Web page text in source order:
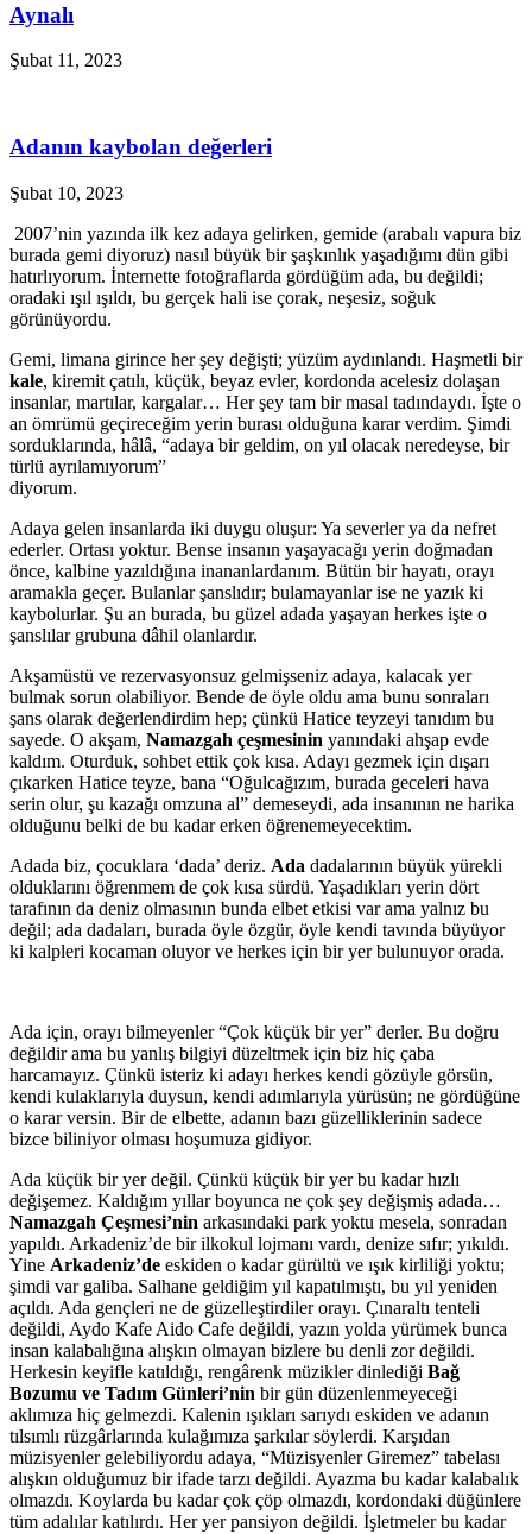
Aynalı
Şubat 11, 2023
Adanın kaybolan değerleri
Şubat 10, 2023
2007’nin yazında ilk kez adaya gelirken, gemide (arabalı vapura biz
burada gemi diyoruz) nasıl büyük bir şaşkınlık yaşadığımı dün gibi
hatırlıyorum. İnternette fotoğraflarda gördüğüm ada, bu değildi;
oradaki ışıl ışıldı, bu gerçek hali ise çorak, neşesiz, soğuk
görünüyordu.
Gemi, limana girince her şey değişti; yüzüm aydınlandı. Haşmetli bir
kale, kiremit çatılı, küçük, beyaz evler, kordonda acelesiz dolaşan
insanlar, martılar, kargalar… Her şey tam bir masal tadındaydı. İşte o
an ömrümü geçireceğim yerin burası olduğuna karar verdim. Şimdi
sorduklarında, hâlâ, “adaya bir geldim, on yıl olacak neredeyse, bir
türlü ayrılamıyorum”
diyorum.
Adaya gelen insanlarda iki duygu oluşur: Ya severler ya da nefret
ederler. Ortası yoktur. Bense insanın yaşayacağı yerin doğmadan
önce, kalbine yazıldığına inananlardanım. Bütün bir hayatı, orayı
aramakla geçer. Bulanlar şanslıdır; bulamayanlar ise ne yazık ki
kaybolurlar. Şu an burada, bu güzel adada yaşayan herkes işte o
şanslılar grubuna dâhil olanlardır.
Akşamüstü ve rezervasyonsuz gelmişseniz adaya, kalacak yer
bulmak sorun olabiliyor. Bende de öyle oldu ama bunu sonraları
şans olarak değerlendirdim hep; çünkü Hatice teyzeyi tanıdım bu
sayede. O akşam, Namazgah çeşmesinin yanındaki ahşap evde
kaldım. Oturduk, sohbet ettik çok kısa. Adayı gezmek için dışarı
çıkarken Hatice teyze, bana “Oğulcağızım, burada geceleri hava
serin olur, şu kazağı omzuna al” demeseydi, ada insanının ne harika
olduğunu belki de bu kadar erken öğrenemeyecektim.
Adada biz, çocuklara ‘dada’ deriz. Ada dadalarının büyük yürekli
olduklarını öğrenmem de çok kısa sürdü. Yaşadıkları yerin dört
tarafının da deniz olmasının bunda elbet etkisi var ama yalnız bu
değil; ada dadaları, burada öyle özgür, öyle kendi tavında büyüyor
ki kalpleri kocaman oluyor ve herkes için bir yer bulunuyor orada.
Ada için, orayı bilmeyenler “Çok küçük bir yer” derler. Bu doğru
değildir ama bu yanlış bilgiyi düzeltmek için biz hiç çaba
harcamayız. Çünkü isteriz ki adayı herkes kendi gözüyle görsün,
kendi kulaklarıyla duysun, kendi adımlarıyla yürüsün; ne gördüğüne
o karar versin. Bir de elbette, adanın bazı güzelliklerinin sadece
bizce biliniyor olması hoşumuza gidiyor.
Ada küçük bir yer değil. Çünkü küçük bir yer bu kadar hızlı
değişemez. Kaldığım yıllar boyunca ne çok şey değişmiş adada…
Namazgah Çeşmesi’nin arkasındaki park yoktu mesela, sonradan
yapıldı. Arkadeniz’de bir ilkokul lojmanı vardı, denize sıfır; yıkıldı.
Yine Arkadeniz’de eskiden o kadar gürültü ve ışık kirliliği yoktu;
şimdi var galiba. Salhane geldiğim yıl kapatılmıştı, bu yıl yeniden
açıldı. Ada gençleri ne de güzelleştirdiler orayı. Çınaraltı tenteli
değildi, Aydo Kafe Aido Cafe değildi, yazın yolda yürümek bunca
insan kalabalığına alışkın olmayan bizlere bu denli zor değildi.
Herkesin keyifle katıldığı, rengârenk müzikler dinlediği Bağ
Bozumu ve Tadım Günleri’nin bir gün düzenlenmeyeceği
aklımıza hiç gelmezdi. Kalenin ışıkları sarıydı eskiden ve adanın
tılsımlı rüzgârlarında kulağımıza şarkılar söylerdi. Karşıdan
müzisyenler gelebiliyordu adaya, “Müzisyenler Giremez” tabelası
alışkın olduğumuz bir ifade tarzı değildi. Ayazma bu kadar kalabalık
olmazdı. Koylarda bu kadar çok çöp olmazdı, kordondaki düğünlere
tüm adalılar katılırdı. Her yer pansiyon değildi. İşletmeler bu kadar